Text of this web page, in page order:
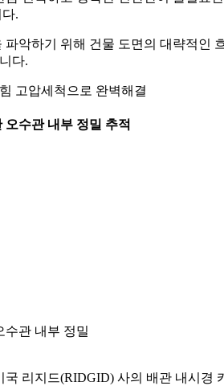
.
악하기 위해 건물 도면의 대략적인
다.
고압세척으로 완벽해결
수관 내부 정밀 추적
수관 내부 정밀
리지드(RIDGID) 사의 배관 내시경